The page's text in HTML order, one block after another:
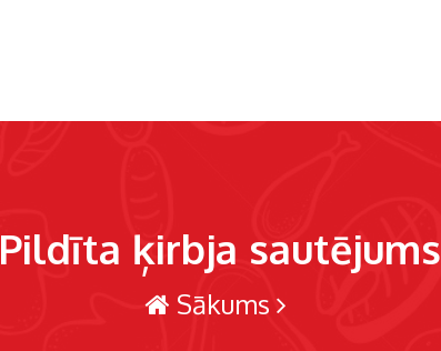
Pildīta ķirbja sautējums
Sākums